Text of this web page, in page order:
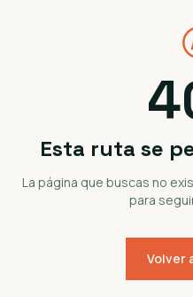
Esta ruta se
La página que buscas no
para
Volver